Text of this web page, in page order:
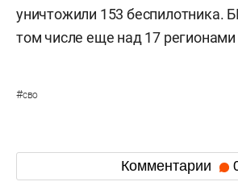
уничтожили 153 беспилотника.
том числе еще над 17
#сво
Комментарии